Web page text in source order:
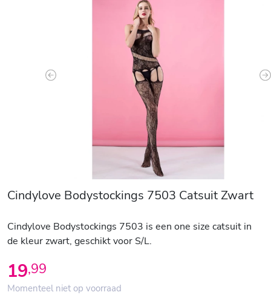
Previous
Cindylove Bodystockings 7503 Catsuit Zwart
Cindylove Bodystockings 7503 is een one size catsuit in
de kleur zwart, geschikt voor S/L.
19,99
Momenteel niet op voorraad